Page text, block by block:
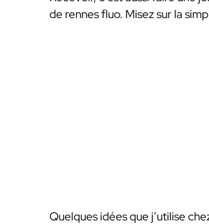
de rennes fluo. Misez sur la
Quelques idées que j’utilise